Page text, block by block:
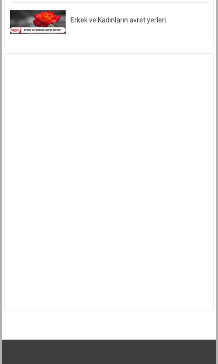
Münafıklık
Ve
Benzeri
Tabirlerle
İtham
Erkek ve Kadınların avret yerleri